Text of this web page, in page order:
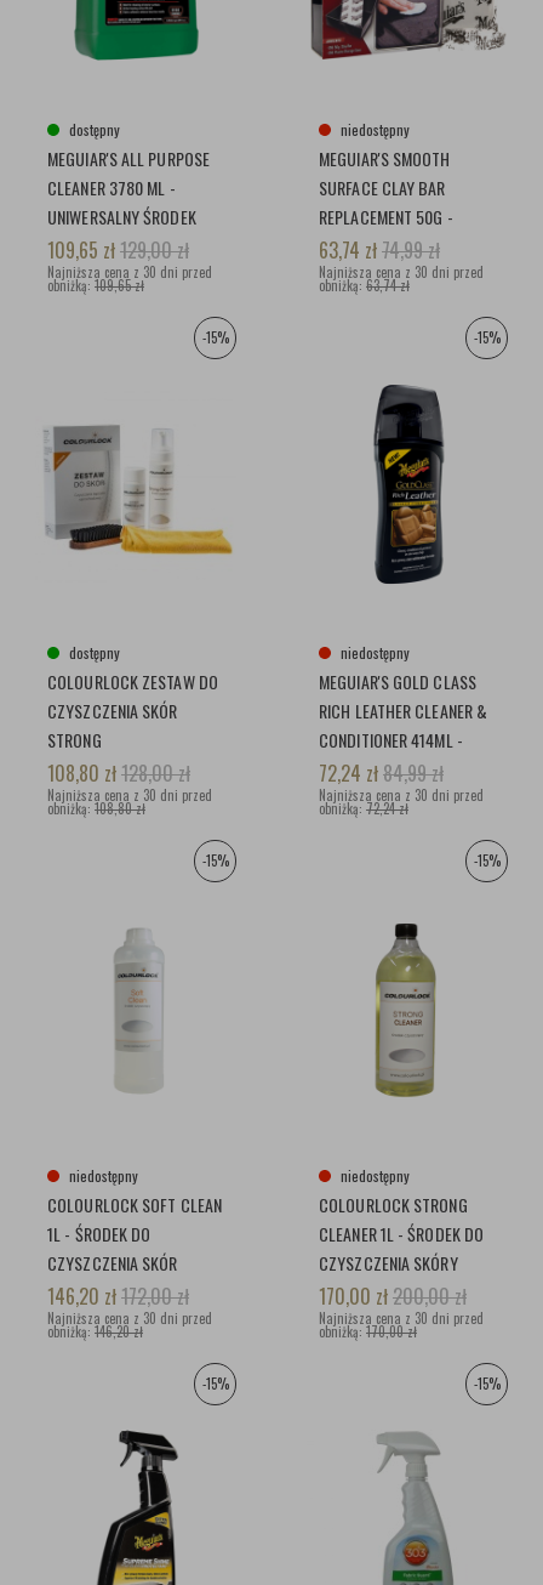
dostępny
MEGUIAR'S ALL PURPOSE
CLEANER 3780 ML -
UNIWERSALNY ŚRODEK
CZYSZCZĄCY
109,65 zł129,00zł
Najniższa cena z 30 dni przed
obniżką: 109,65 zł
niedostępny
MEGUIAR'S SMOOTH
SURFACE CLAY BAR
REPLACEMENT 50G -
GLINKA
63,74 zł74,99zł
Najniższa cena z 30 dni przed
obniżką: 63,74 zł
-15%
dostępny
COLOURLOCK ZESTAW DO
CZYSZCZENIA SKÓR
STRONG
108,80 zł128,00zł
Najniższa cena z 30 dni przed
obniżką: 108,80 zł
-15%
niedostępny
MEGUIAR'S GOLD CLASS
RICH LEATHER CLEANER &
CONDITIONER 414ML -
ŚRODEK DO PIELĘGNACJI
SKÓR
72,24 zł84,99zł
Najniższa cena z 30 dni przed
obniżką: 72,24 zł
-15%
niedostępny
COLOURLOCK SOFT CLEAN
1L - ŚRODEK DO
CZYSZCZENIA SKÓR
146,20 zł172,00zł
Najniższa cena z 30 dni przed
obniżką: 146,20 zł
-15%
niedostępny
COLOURLOCK STRONG
CLEANER 1L - ŚRODEK DO
CZYSZCZENIA SKÓRY
170,00 zł200,00zł
Najniższa cena z 30 dni przed
obniżką: 170,00 zł
-15% -15%